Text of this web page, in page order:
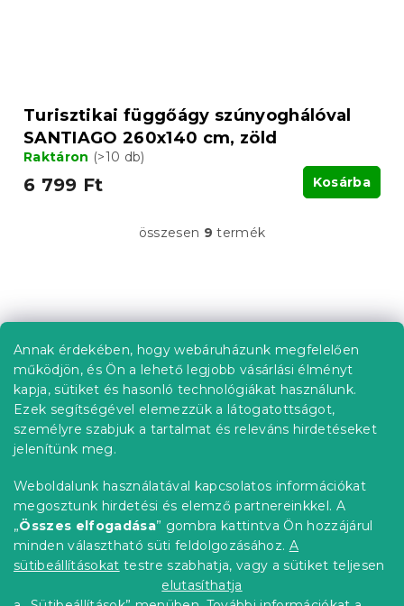
Annak érdekében, hogy webáruházunk megfelelően
működjön, és Ön a lehető legjobb vásárlási élményt
kapja, sütiket és hasonló technológiákat használunk.
Ezek segítségével elemezzük a látogatottságot,
személyre szabjuk a tartalmat és releváns hirdetéseket
jelenítünk meg.
Weboldalunk használatával kapcsolatos információkat
megosztunk hirdetési és elemző partnereinkkel. A
„Összes elfogadása” gombra kattintva Ön hozzájárul
minden választható süti feldolgozásához. A
sütibeállításokat testre szabhatja, vagy a sütiket teljesen
elutasíthatja
Turisztikai függőágy szúnyoghálóval
SANTIAGO 260x140 cm, zöld
Raktáron (>10 db)
6 799 Ft Kosárba
L
i
r
á
n
y
í
t
e
l
e
m
e
i
összesen 9 termék
á
Információ az Ön számára
Rendelés követése
Szállítási lehetőségek
Fizetési lehetőségek
Reklamáció és áruvisszaküldés
Elérhetőség
Általános szerződési feltételek
Adatvédelmi nyilatkozat
Blog
Partnereinknek